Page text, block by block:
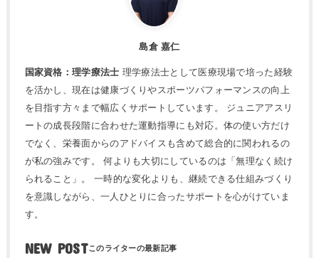
島倉 嘉仁
国家資格：理学療法士 理学療法士として医療現場で培った経験
を活かし、現在は健康づくりやスポーツパフォーマンスの向上
を目指す方々まで幅広くサポートしています。 ジュニアアスリ
ートの成長段階に合わせた運動指導にも対応。体の使い方だけ
でなく、栄養面からのアドバイスも含めて総合的に関われるの
が私の強みです。 何よりも大切にしているのは「無理なく続け
られること」。 一時的な変化よりも、継続できる仕組みづくり
を意識しながら、一人ひとりに合ったサポートを心がけていま
す。
NEW POST